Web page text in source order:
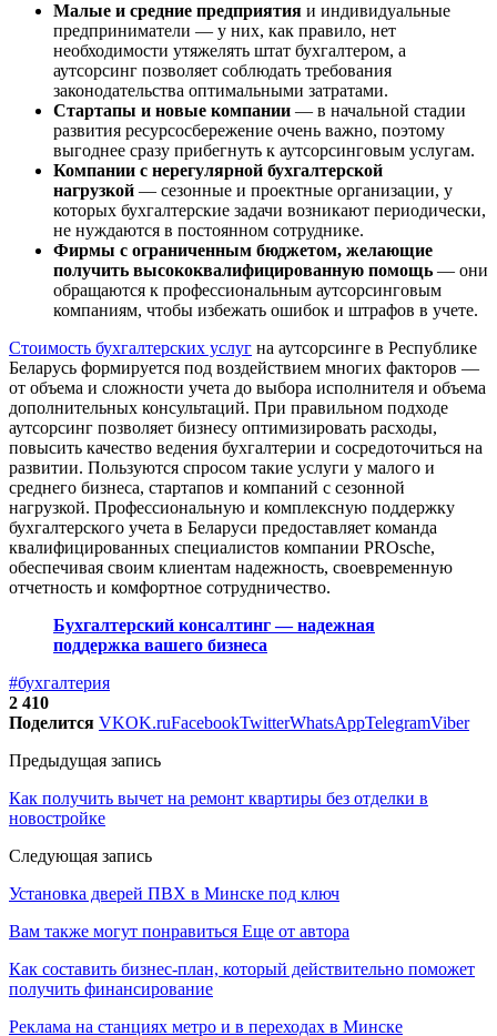
Малые и средние предприятия и индивидуальные
предприниматели — у них, как правило, нет
необходимости утяжелять штат бухгалтером, а
аутсорсинг позволяет соблюдать требования
законодательства оптимальными затратами.
Стартапы и новые компании — в начальной стадии
развития ресурсосбережение очень важно, поэтому
выгоднее сразу прибегнуть к аутсорсинговым услугам.
Компании с нерегулярной бухгалтерской
нагрузкой — сезонные и проектные организации, у
которых бухгалтерские задачи возникают периодически,
не нуждаются в постоянном сотруднике.
Фирмы с ограниченным бюджетом, желающие
получить высококвалифицированную помощь — они
обращаются к профессиональным аутсорсинговым
компаниям, чтобы избежать ошибок и штрафов в учете.
Стоимость бухгалтерских услуг на аутсорсинге в Республике
Беларусь формируется под воздействием многих факторов —
от объема и сложности учета до выбора исполнителя и объема
дополнительных консультаций. При правильном подходе
аутсорсинг позволяет бизнесу оптимизировать расходы,
повысить качество ведения бухгалтерии и сосредоточиться на
развитии. Пользуются спросом такие услуги у малого и
среднего бизнеса, стартапов и компаний с сезонной
нагрузкой. Профессиональную и комплексную поддержку
бухгалтерского учета в Беларуси предоставляет команда
квалифицированных специалистов компании PROsche,
обеспечивая своим клиентам надежность, своевременную
отчетность и комфортное сотрудничество.
Бухгалтерский консалтинг — надежная
поддержка вашего бизнеса
#бухгалтерия
2 410
Поделится VKOK.ruFacebookTwitterWhatsAppTelegramViber
Предыдущая запись
Как получить вычет на ремонт квартиры без отделки в
новостройке
Следующая запись
Установка дверей ПВХ в Минске под ключ
Вам также могут понравиться Еще от автора
Как составить бизнес-план, который действительно поможет
получить финансирование
Реклама на станциях метро и в переходах в Минске